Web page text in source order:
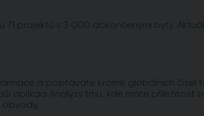
71 projektů s 3 000 dokončenými byty.
a poptáváte kromě globálních čísel
aplikaci Analýzy trhu, kde máte příležitost
obvody.